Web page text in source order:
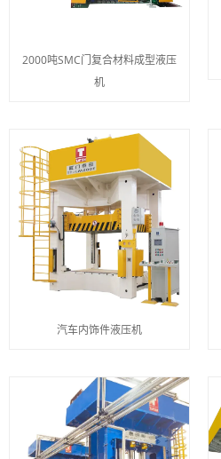
2000吨SMC门复合材料成型液压
机
汽车内饰件液压机